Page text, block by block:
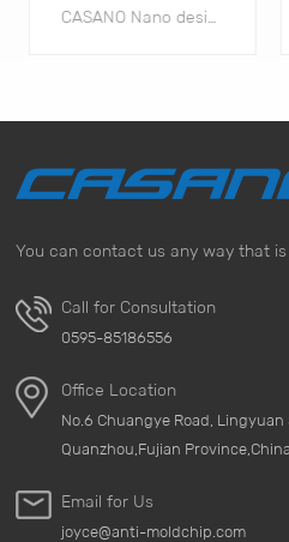
CASANO Nano desiccants are widely used by footwear, apparel, and handbag package to prevent mold and moisture issues during storage and shipment.
You can contact us any way that
Call for Consultation
0595-85186556
Office Location
No.6 Chuangye Road,
Quanzhou,Fujian
Email for Us
joyce@anti-moldchip.com